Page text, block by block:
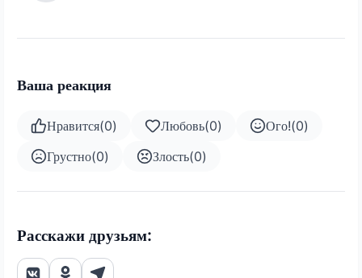
Ваша реакция
Нравится(0) Любовь(0) Ого!(0)
Грустно(0) Злость(0)
Расскажи друзьям: